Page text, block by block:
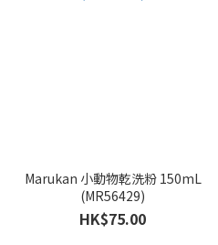
Marukan 小動物乾洗粉 150mL
(MR56429)
HK$75.00